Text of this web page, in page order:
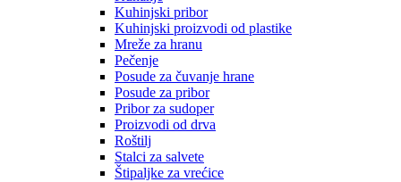
Kuhinjski pribor
Kuhinjski proizvodi od plastike
Mreže za hranu
Pečenje
Posude za čuvanje hrane
Posude za pribor
Pribor za sudoper
Proizvodi od drva
Roštilj
Stalci za salvete
Štipaljke za vrećice